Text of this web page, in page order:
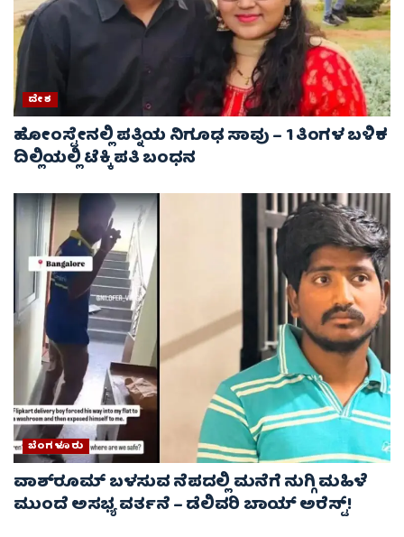
ದೇಶ
ಹೋಂಸ್ಟೇನಲ್ಲಿ ಪತ್ನಿಯ ನಿಗೂಢ ಸಾವು – 1 ತಿಂಗಳ ಬಳಿಕ
ದಿಲ್ಲಿಯಲ್ಲಿ ಟೆಕ್ಕಿ ಪತಿ ಬಂಧನ
ಬೆಂಗಳೂರು
ವಾಶ್‌ರೂಮ್‌ ಬಳಸುವ ನೆಪದಲ್ಲಿ ಮನೆಗೆ ನುಗ್ಗಿ ಮಹಿಳೆ
ಮುಂದೆ ಅಸಭ್ಯ ವರ್ತನೆ – ಡೆಲಿವರಿ ಬಾಯ್ ಅರೆಸ್ಟ್‌!